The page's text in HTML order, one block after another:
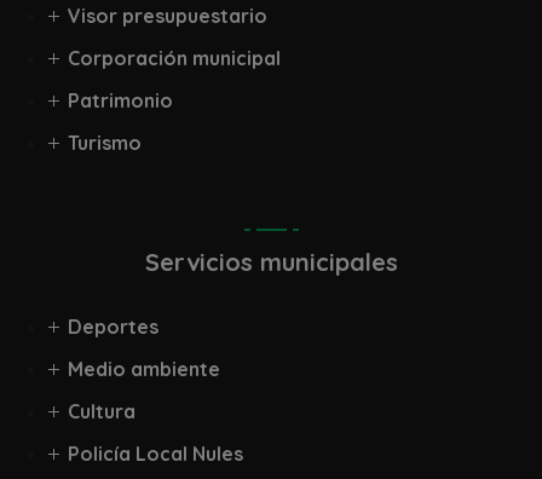
Visor presupuestario
Corporación municipal
Patrimonio
Turismo
Servicios municipales
Deportes
Medio ambiente
Cultura
Policía Local Nules